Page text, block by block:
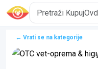
← Vrati se na kategorije